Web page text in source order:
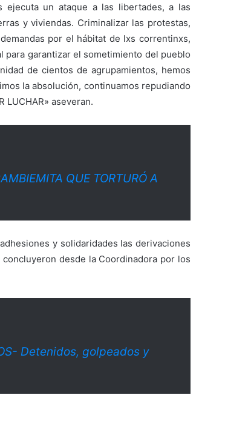
ejecuta un ataque a las libertades, a las
y viviendas. Criminalizar las protestas,
por el hábitat de lxs correntinxs,
garantizar el sometimiento del pueblo
de cientos de agrupamientos, hemos
la absolución, continuamos repudiando
LUCHAR» aseveran.
QUE TORTURÓ A
y solidaridades las derivaciones
desde la Coordinadora por los
Detenidos, golpeados y